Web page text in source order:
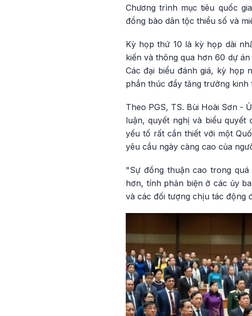
Chương trình mục tiêu quốc
đồng bào dân tộc thiểu số và
Kỳ họp thứ 10 là kỳ họp dài
kiến và thông qua hơn 60 dự
Các đại biểu đánh giá, kỳ họp
phần thúc đẩy tăng trưởng kinh
Theo PGS, TS. Bùi Hoài Sơn -
luận, quyết nghị và biểu
yếu tố rất cần thiết với một
yêu cầu ngày càng cao của
"Sự đồng thuận cao trong
hơn, tính phản biện ở các ủy
và các đối tượng chịu tác động